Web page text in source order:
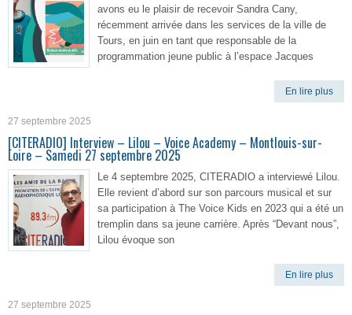
avons eu le plaisir de recevoir Sandra Cany,
récemment arrivée dans les services de la ville de
Tours, en juin en tant que responsable de la
programmation jeune public à l’espace Jacques
En lire plus
27 septembre 2025
[CITERADIO] Interview – Lilou – Voice Academy – Montlouis-sur-
Loire – Samedi 27 septembre 2025
Le 4 septembre 2025, CITERADIO a interviewé Lilou.
Elle revient d’abord sur son parcours musical et sur
sa participation à The Voice Kids en 2023 qui a été un
tremplin dans sa jeune carrière. Après “Devant nous”,
Lilou évoque son
En lire plus
27 septembre 2025